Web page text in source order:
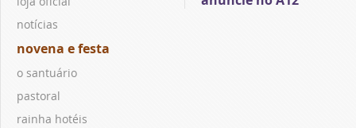
notícias
novena e festa
o santuário
pastoral
rainha hotéis